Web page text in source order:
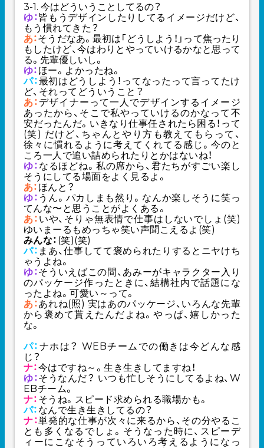
3-1. 今はどういうことしてるの？
ゆ：皆もうデザインしたりしてるイメージだけど、
もう慣れてきた？
あ：そうだなあ。最初は「どうしよう！」って焦ったり
もしたけど、今はわりとやっていけるかなと思って
る。先輩優しいし。
ゆ： ほー。よかったね。
パ：最初はどうしよう！ってなったって言ってたけ
ど、それってどういうこと？
あ： デザイナーって一人でデザインするイメージ
あったから、そこで私やっていけるのかなって不
安だったんだ。いきなり仕事任されたら困る！って
(笑) だけど、ちゃんとやり方も教えてもらって、
徐々に慣れるように考えてくれてる感じ。今のと
ころ一人で追い詰められたりとかはないね！
ゆ： なるほどね。私の席から、君たちがすごい楽し
そうにしてる場面をよく見るよ。
あ： ほんと？
ゆ： うん。パカしまも然り。なんか楽しそうに笑っ
てんな〜と思うことがよくある。
あ： いや、そりゃ無表情で仕事はしないでしょ(笑)
ゆいまーるもめっちゃ笑い声聞こえるよ(笑)
みんな： (笑)(笑)
パ： まあ、仕事してて褒められたりするとニヤけち
ゃうよね。
ゆ：そういえばこの間、あみーがキャラクター入り
のパッケージ作ったときに、結構社内で話題にな
ったよね。可愛い～って。
あ：あれね(照) 実はあのパッケージ、いろんな先輩
から褒めて貰えたんだよね。やっぱ、嬉しかった
な。
パ： ナホは？ WEBチームでの働きは今どんな感
じ？
ナ：今はですね～。生き生きしてますね！
ゆ：そうなんだ？ いつも忙しそうにしてるよね、W
EBチーム。
ナ： そうね。スピード求められる職場かも。
パ： なんで生き生きしてるの？
ナ：単発的な仕事が次々に来るから、その分やるこ
とも多くなるでしょ。そうなった時に、スピーデ
ィーにこなそうっていろいろ考えるようになっ